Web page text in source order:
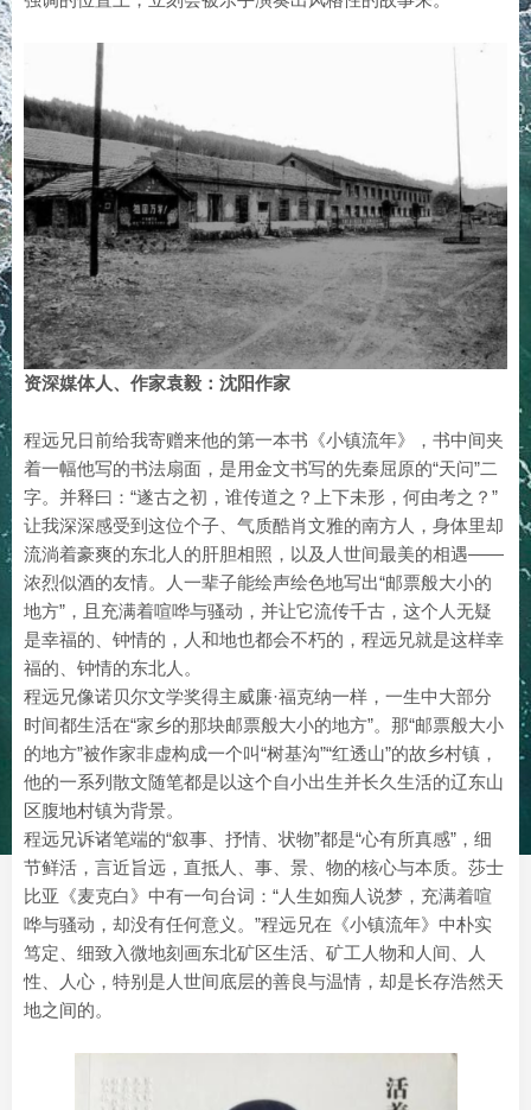
资深媒体人、作家袁毅：沈阳作家
程远兄日前给我寄赠来他的第一本书《小镇流年》，书中间夹
着一幅他写的书法扇面，是用金文书写的先秦屈原的“天问”二
字。并释曰：“遂古之初，谁传道之？上下未形，何由考之？”
让我深深感受到这位个子、气质酷肖文雅的南方人，身体里却
流淌着豪爽的东北人的肝胆相照，以及人世间最美的相遇——
浓烈似酒的友情。人一辈子能绘声绘色地写出“邮票般大小的
地方”，且充满着喧哗与骚动，并让它流传千古，这个人无疑
是幸福的、钟情的，人和地也都会不朽的，程远兄就是这样幸
福的、钟情的东北人。
程远兄像诺贝尔文学奖得主威廉·福克纳一样，一生中大部分
时间都生活在“家乡的那块邮票般大小的地方”。那“邮票般大小
的地方”被作家非虚构成一个叫“树基沟”“红透山”的故乡村镇，
他的一系列散文随笔都是以这个自小出生并长久生活的辽东山
区腹地村镇为背景。
程远兄诉诸笔端的“叙事、抒情、状物”都是“心有所真感”，细
节鲜活，言近旨远，直抵人、事、景、物的核心与本质。莎士
比亚《麦克白》中有一句台词：“人生如痴人说梦，充满着喧
哗与骚动，却没有任何意义。”程远兄在《小镇流年》中朴实
笃定、细致入微地刻画东北矿区生活、矿工人物和人间、人
性、人心，特别是人世间底层的善良与温情，却是长存浩然天
地之间的。